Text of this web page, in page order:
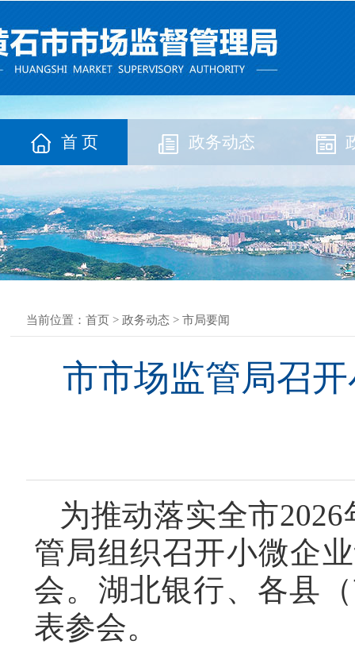
首 页 政务动态
当前位置： 首页 > 政务动态 > 市局要闻
市市场监管局召
为推动落实全市
管局组织召开小微企
会。湖北银行、各县
表参会。